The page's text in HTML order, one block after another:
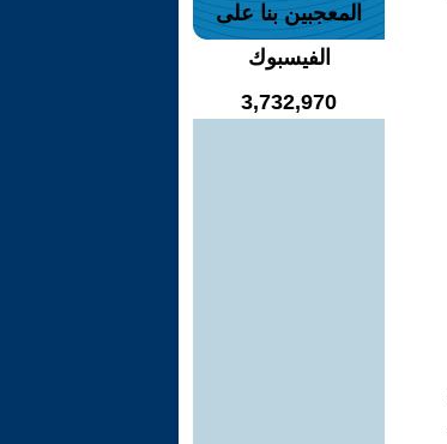
المعجبين بنا على
الفيسبوك
3,732,970